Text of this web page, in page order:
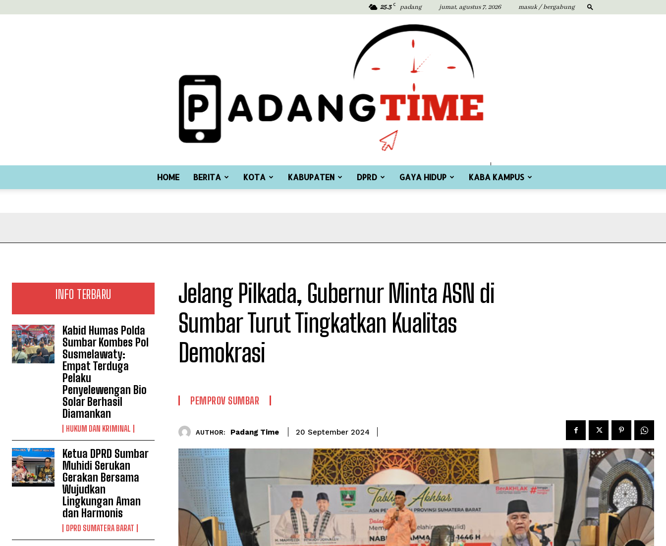
25.3 C padang jumat, agustus 7, 2026 masuk / bergabung
HOME BERITA KOTA KABUPATEN DPRD GAYA HIDUP KABA KAMPUS
INFO TERBARU
Kabid Humas Polda
Sumbar Kombes Pol
Susmelawaty:
Empat Terduga
Pelaku
Penyelewengan Bio
Solar Berhasil
Diamankan
HUKUM DAN KRIMINAL
Ketua DPRD Sumbar
Muhidi Serukan
Gerakan Bersama
Wujudkan
Lingkungan Aman
dan Harmonis
DPRD SUMATERA BARAT
Jelang Pilkada, Gubernur Minta ASN di
Sumbar Turut Tingkatkan Kualitas
Demokrasi
PEMPROV SUMBAR
AUTHOR: Padang Time 20 September 2024